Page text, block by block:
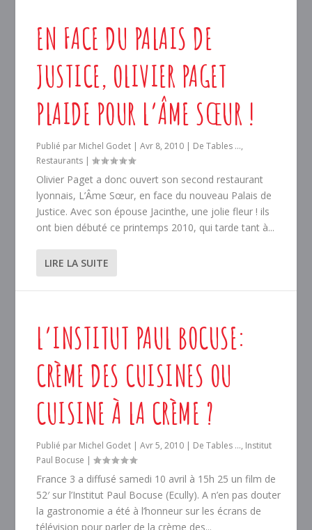
EN FACE DU PALAIS DE
JUSTICE, OLIVIER PAGET
PLAIDE POUR L’ÂME SŒUR !
Publié par Michel Godet |Avr 8, 2010 | De Tables ...,
Restaurants |
Olivier Paget a donc ouvert son second restaurant
lyonnais, L’Âme Sœur, en face du nouveau Palais de
Justice. Avec son épouse Jacinthe, une jolie fleur ! ils
ont bien débuté ce printemps 2010, qui tarde tant à...
LIRE LA SUITE
L’INSTITUT PAUL BOCUSE:
CRÈME DES CUISINES OU
CUISINE À LA CRÈME ?
Publié par Michel Godet |Avr 5, 2010 | De Tables ..., Institut
Paul Bocuse |
France 3 a diffusé samedi 10 avril à 15h 25 un film de
52′ sur l’Institut Paul Bocuse (Ecully). A n’en pas douter
la gastronomie a été à l’honneur sur les écrans de
télévision pour parler de la crème des...